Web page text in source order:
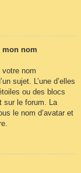
mon nom
votre nom
sujet. L’une d’elles
ou des blocs
sur le forum. La
le nom d’avatar et